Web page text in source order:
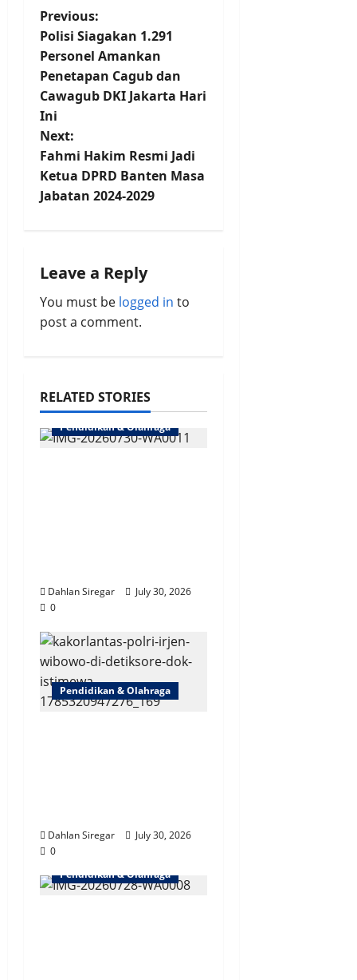
P
o
s
t
n
a
g
a
i
o
Previous:
Polisi Siagakan 1.291
Personel Amankan
Penetapan Cagub dan
Cawagub DKI Jakarta Hari
Ini
Next:
Fahmi Hakim Resmi Jadi
Ketua DPRD Banten Masa
Jabatan 2024-2029
Leave a Reply
You must be logged in to
post a comment.
RELATED STORIES
Pendidikan & Olahraga
Dahlan Siregar
July 30, 2026
0
Pendidikan & Olahraga
Dahlan Siregar
July 30, 2026
0
Pendidikan & Olahraga